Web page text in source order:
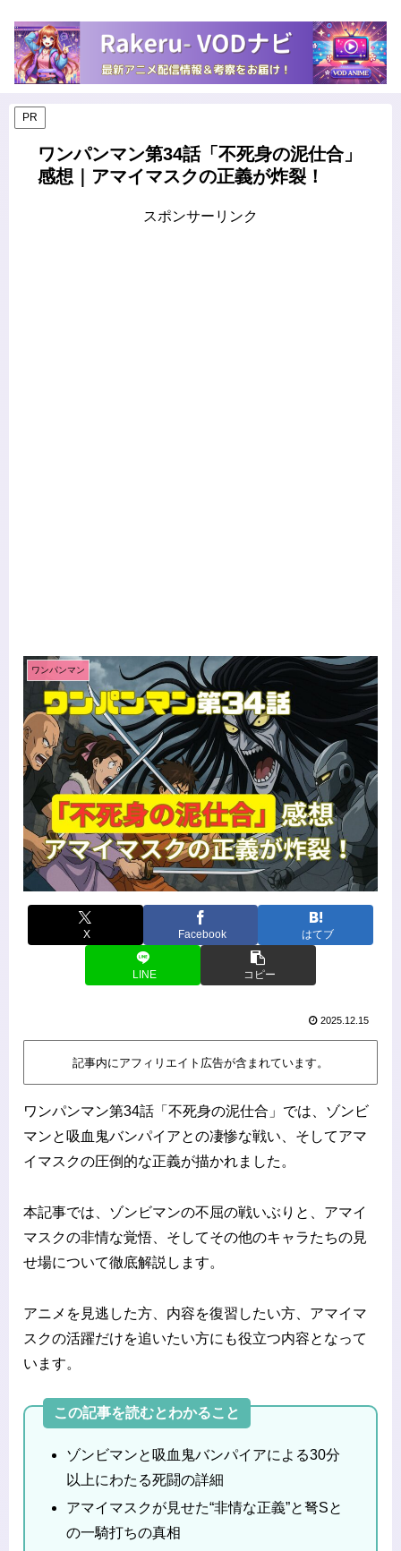
PR
ワンパンマン第34話「不死身の泥仕合」
感想｜アマイマスクの正義が炸裂！
スポンサーリンク
ワンパンマン
X Facebook はてブ
LINE コピー
2025.12.15
記事内にアフィリエイト広告が含まれています。
ワンパンマン第34話「不死身の泥仕合」では、ゾンビ
マンと吸血鬼バンパイアとの凄惨な戦い、そしてアマ
イマスクの圧倒的な正義が描かれました。
本記事では、ゾンビマンの不屈の戦いぶりと、アマイ
マスクの非情な覚悟、そしてその他のキャラたちの見
せ場について徹底解説します。
アニメを見逃した方、内容を復習したい方、アマイマ
スクの活躍だけを追いたい方にも役立つ内容となって
います。
この記事を読むとわかること
ゾンビマンと吸血鬼バンパイアによる30分
以上にわたる死闘の詳細
アマイマスクが見せた“非情な正義”と弩Sと
の一騎打ちの真相